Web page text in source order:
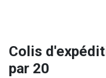
Colis
par 20